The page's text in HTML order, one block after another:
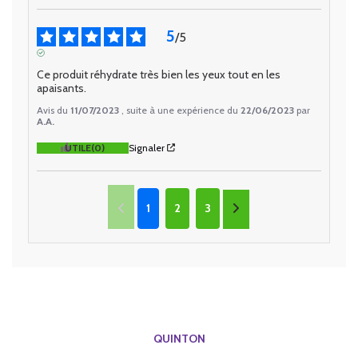
5/5
Ce produit réhydrate très bien les yeux tout en les
apaisants.
Avis du 11/07/2023 , suite à une expérience du 22/06/2023 par
A.A.
UTILE(0) Signaler
1 2 3
QUINTON